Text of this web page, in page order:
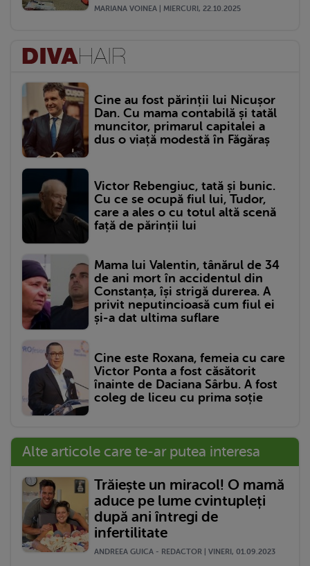
MARIANA VOINEA | MIERCURI, 22.10.2025
Cine au fost părinții lui Nicușor
Dan. Cu mama contabilă și tatăl
muncitor, primarul capitalei a
dus o viață modestă în Făgăraș
Victor Rebengiuc, tată și bunic.
Cu ce se ocupă fiul lui, Tudor,
care a ales o cu totul altă scenă
față de părinții lui
Mama lui Valentin, tânărul de 34
de ani mort în accidentul din
Constanța, își strigă durerea. A
privit neputincioasă cum fiul ei
și-a dat ultima suflare
Cine este Roxana, femeia cu care
Victor Ponta a fost căsătorit
înainte de Daciana Sârbu. A fost
coleg de liceu cu prima soție
Alte articole care te-ar putea interesa
Trăiește un miracol! O mamă
aduce pe lume cvintupleți
după ani întregi de
infertilitate
ANDREEA GUICA - REDACTOR | VINERI, 01.09.2023